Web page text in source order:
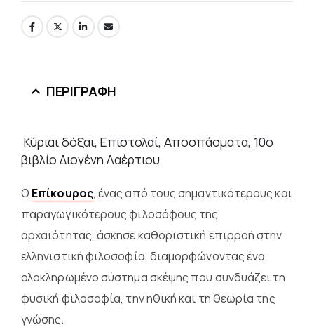
ΠΕΡΙΓΡΑΦΉ
Κύριαι δόξαι, Επιστολαί, Αποσπάσματα, 10ο
βιβλίο Διογένη Λαέρτιου
Ο Επίκουρος, ένας από τους σημαντικότερους και
παραγωγικότερους φιλοσόφους της
αρχαιότητας, άσκησε καθοριστική επιρροή στην
ελληνιστική φιλοσοφία, διαμορφώνοντας ένα
ολοκληρωμένο σύστημα σκέψης που συνδυάζει τη
φυσική φιλοσοφία, την ηθική και τη θεωρία της
γνώσης.